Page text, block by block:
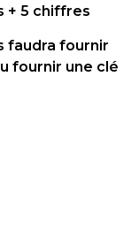
+ 5 chiffres
faudra fournir
fournir une clé